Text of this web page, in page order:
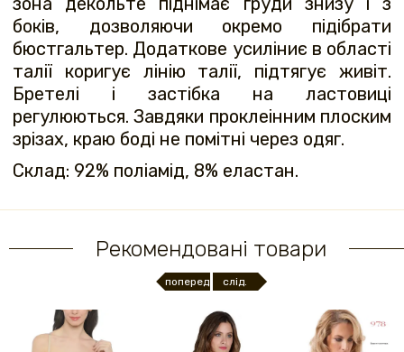
боків, дозволяючи окремо підібрати
бюстгальтер. Додаткове усиліниє в області
талії коригує лінію талії, підтягує живіт.
Бретелі і застібка на ластовиці
регулюються. Завдяки проклеінним плоским
зрізах, краю боді не помітні через одяг.
Склад: 92% поліамід, 8% еластан.
Рекомендовані товари
поперед. слід.